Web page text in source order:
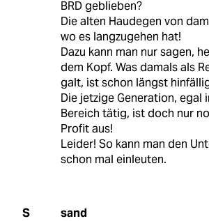
BRD geblieben?
Die alten Haudegen von
wo es langzugehen hat!
Dazu kann man nur sagen,
dem Kopf. Was damals als
galt, ist schon längst
Die jetzige Generation, egal
Bereich tätig, ist doch nur
Profit aus!
Leider! So kann man den
schon mal einleuten.
S sand